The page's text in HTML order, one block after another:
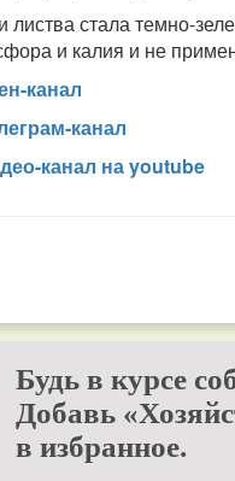
стала темно-
и калия и не
канал
канал
канал на youtube
Будь в курсе
Добавь
в избранное.